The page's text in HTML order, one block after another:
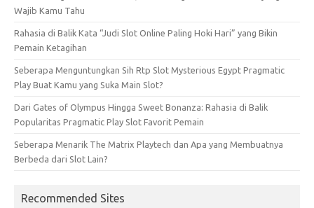
Wajib Kamu Tahu
Rahasia di Balik Kata “Judi Slot Online Paling Hoki Hari” yang Bikin
Pemain Ketagihan
Seberapa Menguntungkan Sih Rtp Slot Mysterious Egypt Pragmatic
Play Buat Kamu yang Suka Main Slot?
Dari Gates of Olympus Hingga Sweet Bonanza: Rahasia di Balik
Popularitas Pragmatic Play Slot Favorit Pemain
Seberapa Menarik The Matrix Playtech dan Apa yang Membuatnya
Berbeda dari Slot Lain?
Recommended Sites